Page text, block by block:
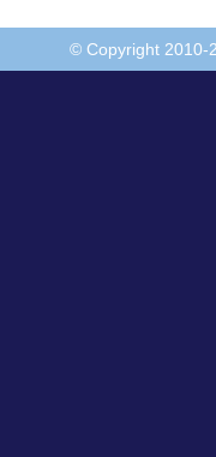
© Copyright 2010-